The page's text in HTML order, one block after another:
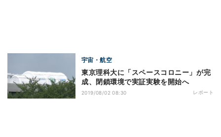
宇宙・航空
東京理科大に「スペースコロニー」が完
成、閉鎖環境で実証実験を開始へ
2019/08/02 08:30 レポート